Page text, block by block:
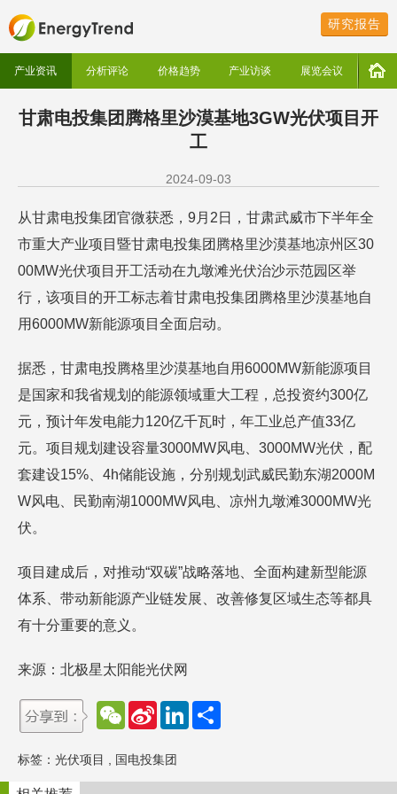
研究报告
产业资讯 分析评论 价格趋势 产业访谈 展览会议
甘肃电投集团腾格里沙漠基地3GW光伏项目开
工
2024-09-03
从甘肃电投集团官微获悉，9月2日，甘肃武威市下半年全
市重大产业项目暨甘肃电投集团腾格里沙漠基地凉州区30
00MW光伏项目开工活动在九墩滩光伏治沙示范园区举
行，该项目的开工标志着甘肃电投集团腾格里沙漠基地自
用6000MW新能源项目全面启动。
据悉，甘肃电投腾格里沙漠基地自用6000MW新能源项目
是国家和我省规划的能源领域重大工程，总投资约300亿
元，预计年发电能力120亿千瓦时，年工业总产值33亿
元。项目规划建设容量3000MW风电、3000MW光伏，配
套建设15%、4h储能设施，分别规划武威民勤东湖2000M
W风电、民勤南湖1000MW风电、凉州九墩滩3000MW光
伏。
项目建成后，对推动“双碳”战略落地、全面构建新型能源
体系、带动新能源产业链发展、改善修复区域生态等都具
有十分重要的意义。
来源：北极星太阳能光伏网
W
e
a
t
S
W
e
L
d
标签： 光伏项目 国电投集团